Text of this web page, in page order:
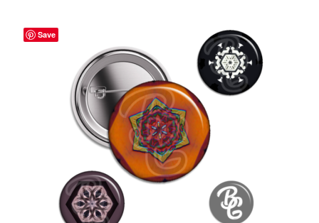
Save